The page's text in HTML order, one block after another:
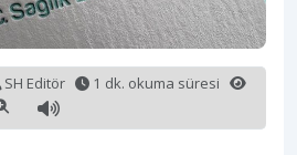
SH Editör
1 dk. okuma süresi